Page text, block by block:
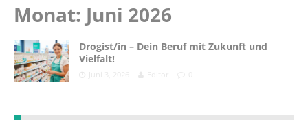
Monat: Juni 2026
Drogist/in – Dein Beruf mit Zukunft und
Vielfalt!